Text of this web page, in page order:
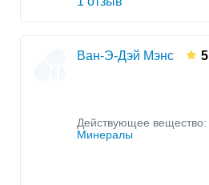
Ван-Э-Дэй Мэнс 5
Действующее вещество:
Минералы